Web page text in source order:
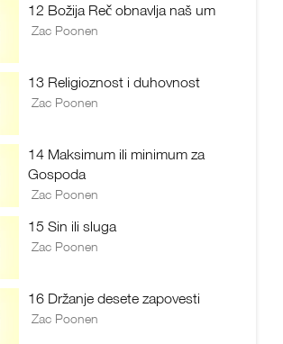
12 Božija Reč obnavlja naš um
Zac Poonen
13 Religioznost i duhovnost
Zac Poonen
14 Maksimum ili minimum za
Gospoda
Zac Poonen
15 Sin ili sluga
Zac Poonen
16 Držanje desete zapovesti
Zac Poonen